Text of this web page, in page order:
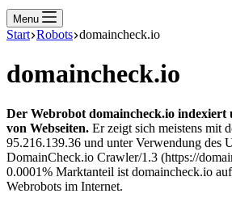
Menu
Start Robots domaincheck.io
domaincheck.io
Der Webrobot domaincheck.io indexiert
von Webseiten. Er zeigt sich meistens mit
95.216.139.36 und unter Verwendung des
DomainCheck.io Crawler/1.3 (https://
0.0001% Marktanteil ist domaincheck.io
Webrobots im Internet.